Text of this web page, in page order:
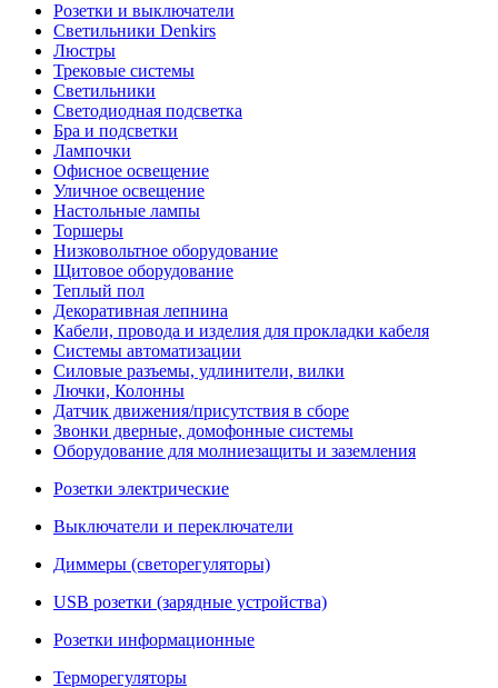
Розетки и выключатели
Светильники Denkirs
Люстры
Трековые системы
Светильники
Светодиодная подсветка
Бра и подсветки
Лампочки
Офисное освещение
Уличное освещение
Настольные лампы
Торшеры
Низковольтное оборудование
Щитовое оборудование
Теплый пол
Декоративная лепнина
Кабели, провода и изделия для прокладки кабеля
Системы автоматизации
Силовые разъемы, удлинители, вилки
Лючки, Колонны
Датчик движения/присутствия в сборе
Звонки дверные, домофонные системы
Оборудование для молниезащиты и заземления
Розетки электрические
Выключатели и переключатели
Диммеры (светорегуляторы)
USB розетки (зарядные устройства)
Розетки информационные
Терморегуляторы